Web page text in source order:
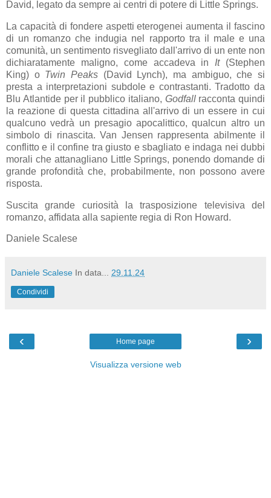
David, legato da sempre ai centri di potere di Little Springs.
La capacità di fondere aspetti eterogenei aumenta il fascino
di un romanzo che indugia nel rapporto tra il male e una
comunità, un sentimento risvegliato dall'arrivo di un ente non
dichiaratamente maligno, come accadeva in It(Stephen
King) o Twin Peaks (David Lynch), ma ambiguo, che si
presta a interpretazioni subdole e contrastanti. Tradotto da
Blu Atlantide per il pubblico italiano, Godfall racconta quindi
la reazione di questa cittadina all'arrivo di un essere in cui
qualcuno vedrà un presagio apocalittico, qualcun altro un
simbolo di rinascita. Van Jensen rappresenta abilmente il
conflitto e il confine tra giusto e sbagliato e indaga nei dubbi
morali che attanagliano Little Springs, ponendo domande di
grande profondità che, probabilmente, non possono avere
risposta.
Suscita grande curiosità la trasposizione televisiva del
romanzo, affidata alla sapiente regia di Ron Howard.
Daniele Scalese
Daniele Scalese In data... 29.11.24
Condividi
‹ ›
Home page
Visualizza versione web